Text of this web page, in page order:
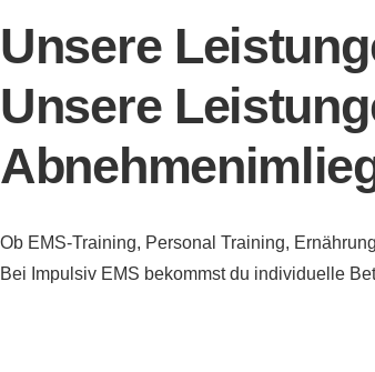
Unsere
Unsere
Ob EMS-Training, Personal Training,
Bei Impulsiv EMS bekommst du individuelle